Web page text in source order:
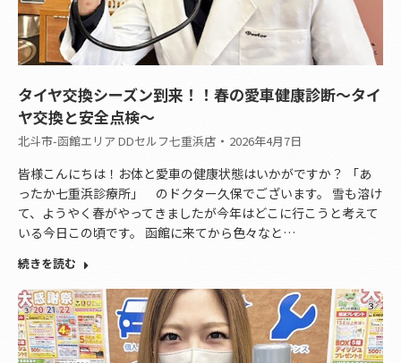
タイヤ交換シーズン到来！！春の愛車健康診断～タイ
ヤ交換と安全点検～
北斗市-函館エリア DDセルフ七重浜店 2026年4月7日
皆様こんにちは！お体と愛車の健康状態はいかがですか？ 「あ
ったか七重浜診療所」 のドクター久保でございます。 雪も溶け
て、ようやく春がやってきましたが今年はどこに行こうと考えて
いる今日この頃です。 函館に来てから色々なと…
続きを読む